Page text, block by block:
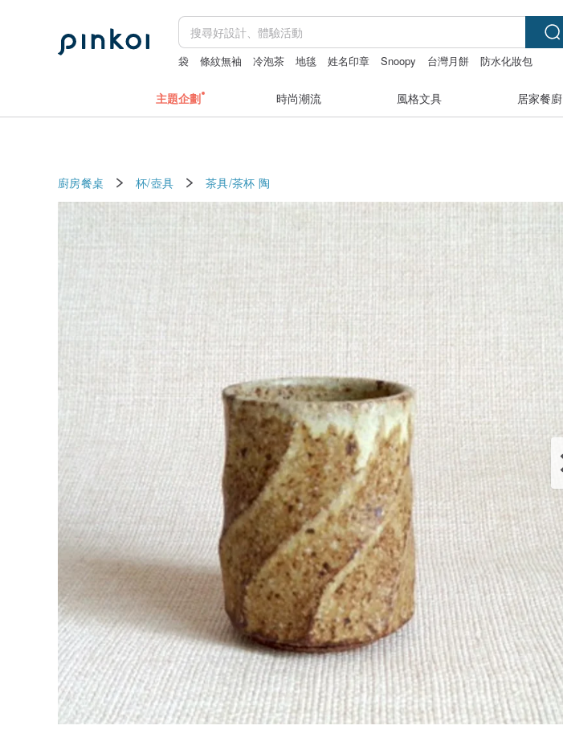
袋 條紋無袖 冷泡茶 地毯 姓名印章 Snoopy 台灣月餅 防水化妝包
主題企劃 時尚潮流 風格文具 居家餐廚
廚房餐桌 杯/壺具 茶具/茶杯 陶